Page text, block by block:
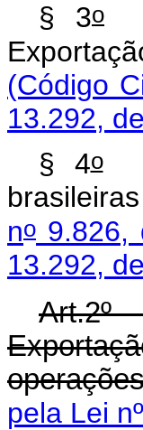
§ 3o
(Código
13.292,
§ 4o
no 9.826,
13.292,
Art.2º
pela Lei